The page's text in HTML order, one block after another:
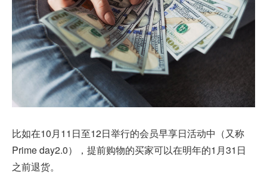
比如在10月11日至12日举行的会员早享日活动中（又称
Prime day2.0），提前购物的买家可以在明年的1月31日
之前退货。